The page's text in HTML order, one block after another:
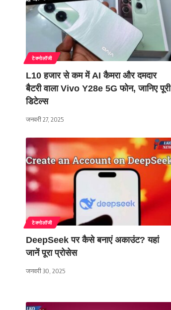
टेक्नोलॉजी
L10 हजार से कम में AI कैमरा और दमदार
बैटरी वाला Vivo Y28e 5G फोन, जानिए पूरी
डिटेल्स
जनवरी 27, 2025
टेक्नोलॉजी
DeepSeek पर कैसे बनाएं अकाउंट? यहां
जानें पूरा प्रोसेस
जनवरी 30, 2025